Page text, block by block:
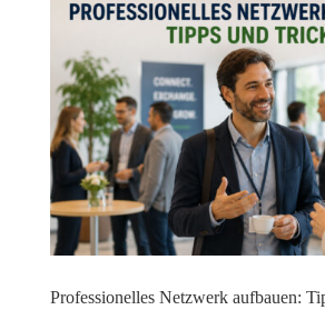
Professionelles Netzwerk aufbauen: